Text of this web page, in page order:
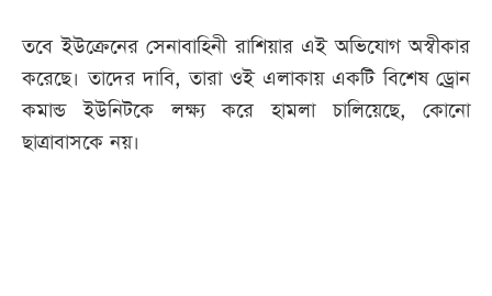
তবে ইউক্রেনের সেনাবাহিনী রাশিয়ার এই অভিযোগ অস্বীকার
করেছে। তাদের দাবি, তারা ওই এলাকায় একটি বিশেষ ড্রোন
কমান্ড ইউনিটকে লক্ষ্য করে হামলা চালিয়েছে, কোনো
ছাত্রাবাসকে নয়।